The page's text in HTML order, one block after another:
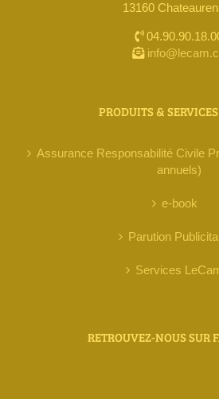
13160
PRODUITS &
Assurance Responsabilité Civile
annuels)
e-book
Parution
Services
RETROUVEZ-NOUS SUR